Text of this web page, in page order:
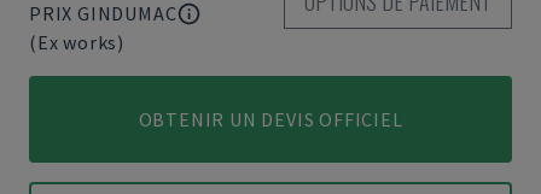
PRIX GINDUMAC
(Ex works)
OBTENIR UN DEVIS OFFICIEL